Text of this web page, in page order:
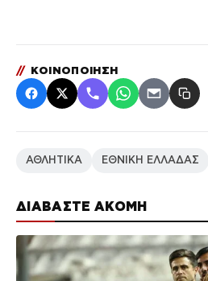
ΔΙΑΒΑΣΤΕ ΑΚΟΜΗ
// ΚΟΙΝΟΠΟΙΗΣΗ
ΑΘΛΗΤΙΚΑ ΕΘΝΙΚΗ ΕΛΛΑΔΑΣ